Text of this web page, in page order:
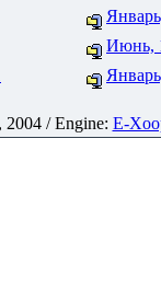
Июнь,
/ Engine: E-